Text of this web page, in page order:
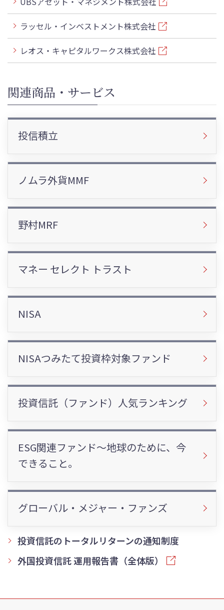
ラッセル・インベストメント株式会社
レオス・キャピタルワークス株式会社
関連商品・サービス
投信積立
ノムラ外貨MMF
野村MRF
マネー セレクト トラスト
NISA
NISAつみたて投資枠対象ファンド
投資信託（ファンド）人気ランキング
ESG関連ファンド～地球のために、今
できること。
グローバル・メジャー・ファンズ
投資信託のトータルリターンの通知制度
外国投資信託 運用報告書（全体版）
こ